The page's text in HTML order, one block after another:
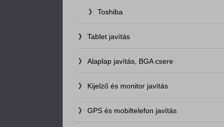
Toshiba
Tablet javítás
Alaplap javítás, BGA csere
Kijelző és monitor javítás
GPS és mobiltelefon javítás